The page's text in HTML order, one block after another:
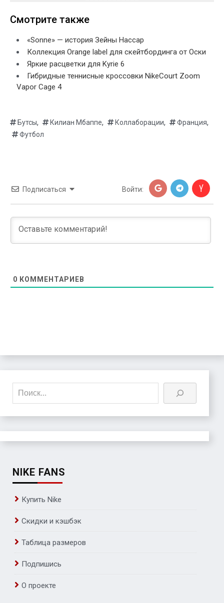
Смотрите также
«Sonne» — история Зейны Нассар
Коллекция Orange label для скейтбординга от Оски
Яркие расцветки для Kyrie 6
Гибридные теннисные кроссовки NikeCourt Zoom
Vapor Cage 4
Бутсы, Килиан Мбаппе, Коллаборации, Франция,
Футбол
Подписаться Войти:
0 КОММЕНТАРИЕВ
Поиск
NIKE FANS
Купить Nike
Скидки и кэшбэк
Таблица размеров
Подпишись
О проекте